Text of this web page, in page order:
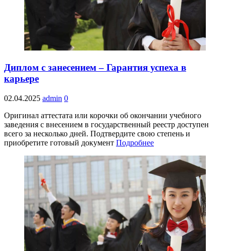
Диплом с занесением – Гарантия успеха в
карьере
02.04.2025 admin 0
Оригинал аттестата или корочки об окончании учебного
заведения с внесением в государственный реестр доступен
всего за несколько дней. Подтвердите свою степень и
приобретите готовый документ Подробнее